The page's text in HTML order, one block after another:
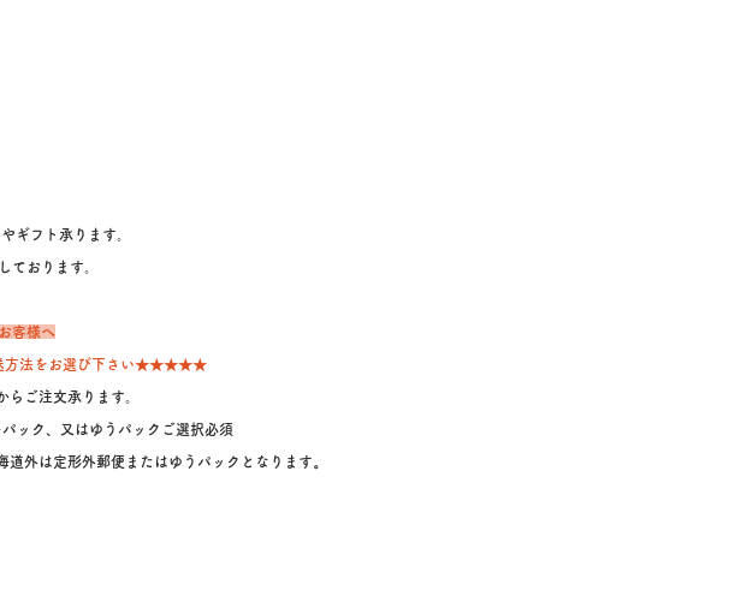
ギフト承ります。
ております。
客様へ
方法をお選び下さい★★★★★
ご注文承ります。
ック、又はゆうパックご選択必須
外は定形外郵便またはゆうパックとなります。